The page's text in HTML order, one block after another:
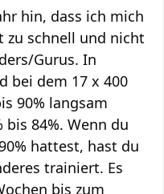
hin, dass ich mich
zu schnell und nicht
Gurus. In
bei dem 17 x 400
90% langsam
bis 84%. Wenn du
hattest, hast du
trainiert. Es
bis zum